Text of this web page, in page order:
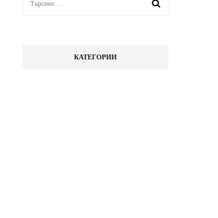
Търсене
КАТЕГОРИИ